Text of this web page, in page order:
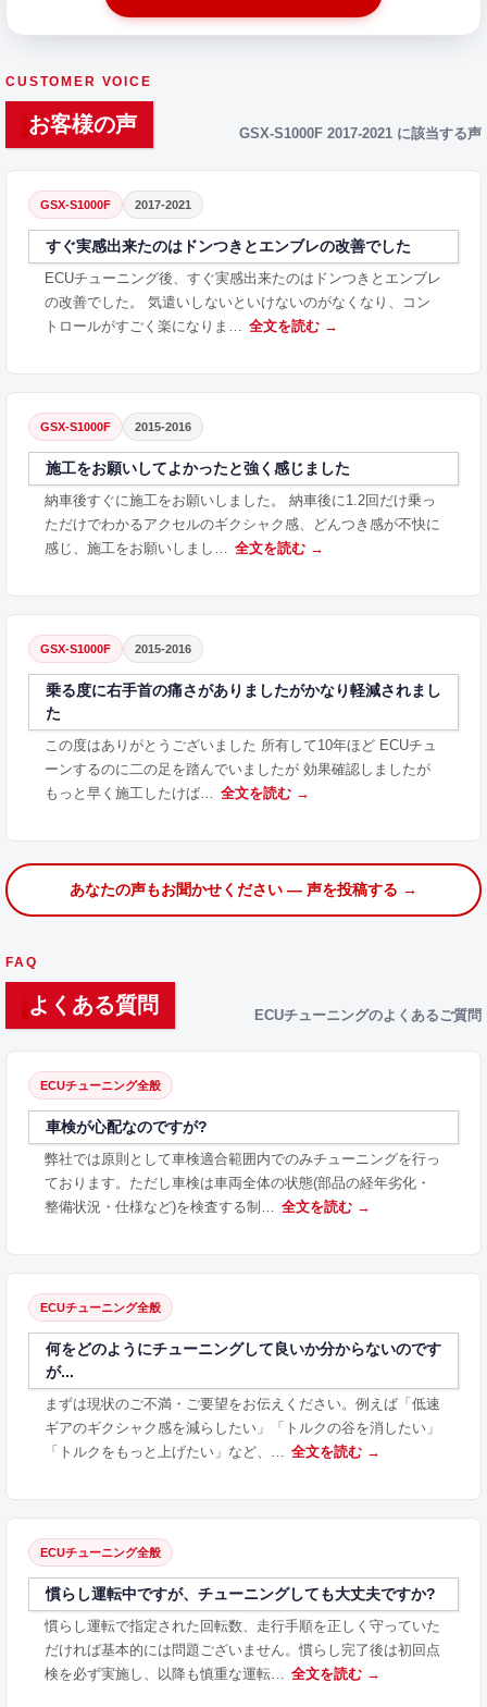
CUSTOMER VOICE
お客様の声 GSX-S1000F 2017-2021 に該当する声
GSX-S1000F 2017-2021
すぐ実感出来たのはドンつきとエンブレの改善でした
ECUチューニング後、すぐ実感出来たのはドンつきとエンブレ
の改善でした。 気遣いしないといけないのがなくなり、コン
トロールがすごく楽になりま…
全文を読む →
GSX-S1000F 2015-2016
施工をお願いしてよかったと強く感じました
納車後すぐに施工をお願いしました。 納車後に1.2回だけ乗っ
ただけでわかるアクセルのギクシャク感、どんつき感が不快に
感じ、施工をお願いしまし…
全文を読む →
GSX-S1000F 2015-2016
乗る度に右手首の痛さがありましたがかなり軽減されまし
た
この度はありがとうございました 所有して10年ほど ECUチュ
ーンするのに二の足を踏んでいましたが 効果確認しましたが
もっと早く施工したけば…
全文を読む →
あなたの声もお聞かせください — 声を投稿する →
FAQ
よくある質問 ECUチューニングのよくあるご質問
ECUチューニング全般
車検が心配なのですが?
弊社では原則として車検適合範囲内でのみチューニングを行っ
ております。ただし車検は車両全体の状態(部品の経年劣化・
整備状況・仕様など)を検査する制… 全文を読む →
ECUチューニング全般
何をどのようにチューニングして良いか分からないのです
が...
まずは現状のご不満・ご要望をお伝えください。例えば「低速
ギアのギクシャク感を減らしたい」「トルクの谷を消したい」
「トルクをもっと上げたい」など、… 全文を読む →
ECUチューニング全般
慣らし運転中ですが、チューニングしても大丈夫ですか?
慣らし運転で指定された回転数、走行手順を正しく守っていた
だければ基本的には問題ございません。慣らし完了後は初回点
検を必ず実施し、以降も慎重な運転… 全文を読む →